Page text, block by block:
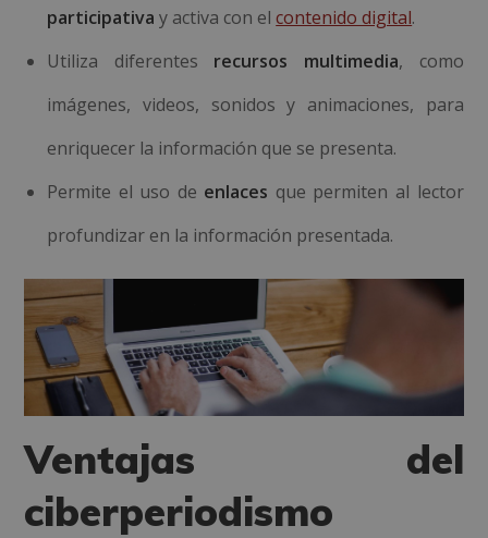
participativa y activa con elcontenido digital.
Utiliza diferentes recursos multimedia, como
imágenes, videos, sonidos y animaciones, para
enriquecer la información que se presenta.
Permite el uso de enlaces que permiten al lector
profundizar en la información presentada.
Ventajas del
ciberperiodismo